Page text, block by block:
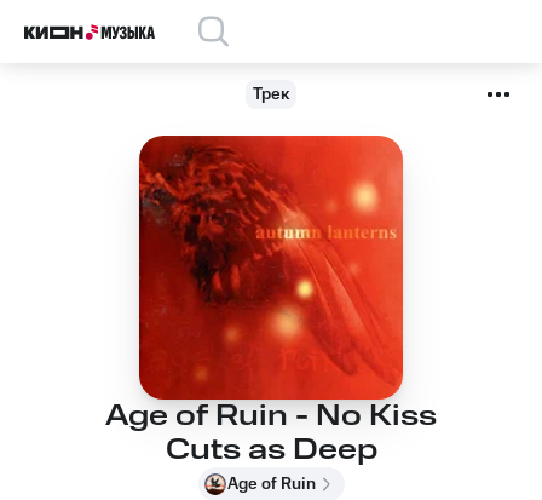
Трек
Age of Ruin - No Kiss
Cuts as Deep
Age of Ruin